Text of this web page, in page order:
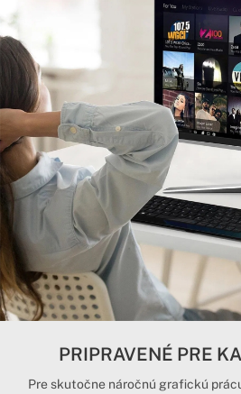
PRIPRAVENÉ PRE
Pre skutočne náročnú grafickú